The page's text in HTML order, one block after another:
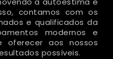
contamos com os
e qualificados da
modernos e
oferecer aos nossos
possíveis.